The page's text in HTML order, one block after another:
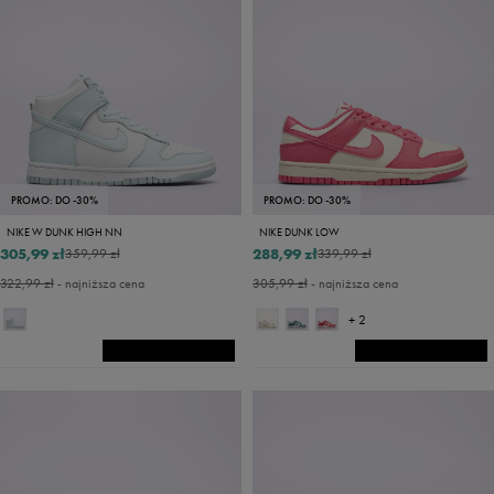
PROMO: DO -30%
NIKE W DUNK HIGH NN
359,99 zł
305,99 zł
322,99 zł- najniższa cena
PROMO: DO -30%
NIKE DUNK LOW
339,99 zł
288,99 zł
305,99 zł- najniższa cena
+ 2